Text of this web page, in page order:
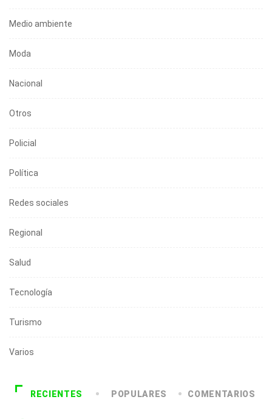
Medio ambiente
Moda
Nacional
Otros
Policial
Política
Redes sociales
Regional
Salud
Tecnología
Turismo
Varios
RECIENTES POPULARES COMENTARIOS